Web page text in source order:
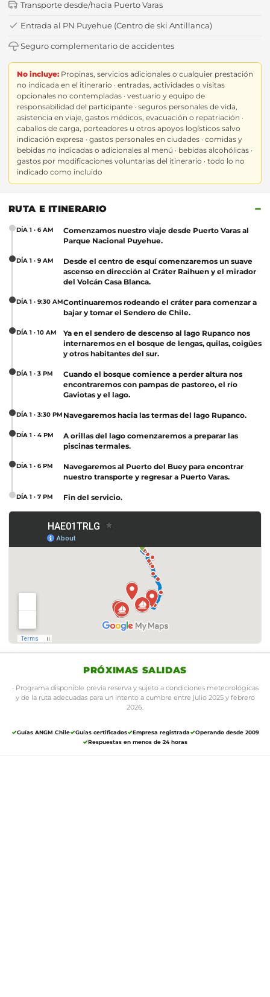
Transporte desde/hacia Puerto Varas
Entrada al PN Puyehue (Centro de ski Antillanca)
Seguro complementario de accidentes
No incluye: Propinas, servicios adicionales o cualquier prestación
no indicada en el itinerario · entradas, actividades o visitas
opcionales no contempladas · vestuario y equipo de
responsabilidad del participante · seguros personales de vida,
asistencia en viaje, gastos médicos, evacuación o repatriación ·
caballos de carga, porteadores u otros apoyos logísticos salvo
indicación expresa · gastos personales en ciudades · comidas y
bebidas no indicadas o adicionales al menú · bebidas alcohólicas ·
gastos por modificaciones voluntarias del itinerario · todo lo no
indicado como incluido
RUTA E ITINERARIO −
DÍA 1 · 6 AM
Comenzamos nuestro viaje desde Puerto Varas al
Parque Nacional Puyehue.
DÍA 1 · 9 AM
Desde el centro de esquí comenzaremos un suave
ascenso en dirección al Cráter Raihuen y el mirador
del Volcán Casa Blanca.
DÍA 1 · 9:30 AMContinuaremos rodeando el cráter para comenzar a
bajar y tomar el Sendero de Chile.
DÍA 1 · 10 AM
Ya en el sendero de descenso al lago Rupanco nos
internaremos en el bosque de lengas, quilas, coigües
y otros habitantes del sur.
DÍA 1 · 3 PM
Cuando el bosque comience a perder altura nos
encontraremos con pampas de pastoreo, el río
Gaviotas y el lago.
DÍA 1 · 3:30 PM Navegaremos hacia las termas del lago Rupanco.
DÍA 1 · 4 PM
A orillas del lago comenzaremos a preparar las
piscinas termales.
DÍA 1 · 6 PM
Navegaremos al Puerto del Buey para encontrar
nuestro transporte y regresar a Puerto Varas.
DÍA 1 · 7 PM Fin del servicio.
activar el mapa
Guías ANGM Chile Guías certificados Empresa registrada
Operando desde 2009
Respuestas en menos de 24 horas
PRÓXIMAS SALIDAS
• Programa disponible previa reserva y sujeto a condiciones meteorológicas
y de la ruta adecuadas para un intento a cumbre entre julio 2025 y febrero
2026.